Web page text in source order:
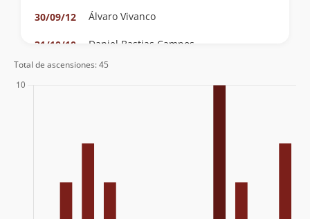
30/09/12 Álvaro Vivanco
31/10/10 Daniel Bastias Campos
11/10/09 Marcelo Alonso Alfaro Daza
18/11/51
Sergio Kunstmann
Total de ascensiones: 45